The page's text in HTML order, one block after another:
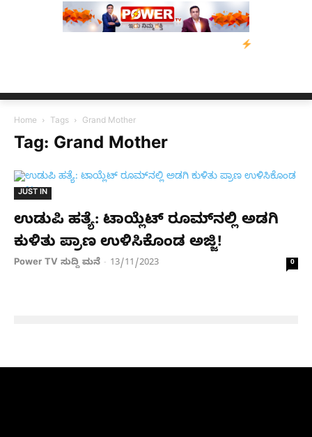
ಬೆಂಗಳೂರಿನಿಂದ
Home Tags Grand Mother
Tag: Grand Mother
JUST IN
ಉಡುಪಿ ಹತ್ಯೆ: ಟಾಯ್ಲೆಟ್​ ರೂಮ್​​ನಲ್ಲಿ ಅಡಗಿ
ಕುಳಿತು ಪ್ರಾಣ ಉಳಿಸಿಕೊಂಡ ಅಜ್ಜಿ!
Power TV ಸುದ್ದಿ ಮನೆ - 13/11/2023 0